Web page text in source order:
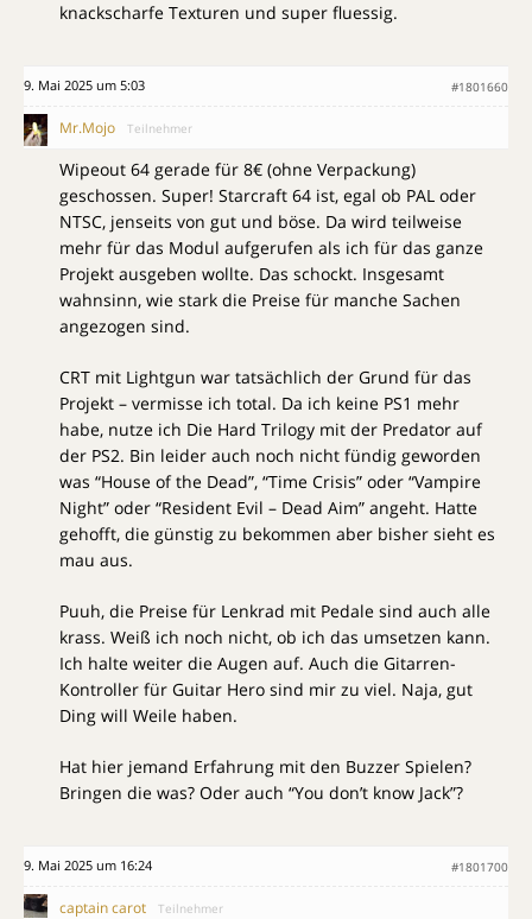
knackscharfe Texturen und super fluessig.
9. Mai 2025 um 5:03 #1801660
Mr.Mojo Teilnehmer
Wipeout 64 gerade für 8€ (ohne Verpackung)
geschossen. Super! Starcraft 64 ist, egal ob PAL oder
NTSC, jenseits von gut und böse. Da wird teilweise
mehr für das Modul aufgerufen als ich für das ganze
Projekt ausgeben wollte. Das schockt. Insgesamt
wahnsinn, wie stark die Preise für manche Sachen
angezogen sind.
CRT mit Lightgun war tatsächlich der Grund für das
Projekt – vermisse ich total. Da ich keine PS1 mehr
habe, nutze ich Die Hard Trilogy mit der Predator auf
der PS2. Bin leider auch noch nicht fündig geworden
was “House of the Dead”, “Time Crisis” oder “Vampire
Night” oder “Resident Evil – Dead Aim” angeht. Hatte
gehofft, die günstig zu bekommen aber bisher sieht es
mau aus.
Puuh, die Preise für Lenkrad mit Pedale sind auch alle
krass. Weiß ich noch nicht, ob ich das umsetzen kann.
Ich halte weiter die Augen auf. Auch die Gitarren-
Kontroller für Guitar Hero sind mir zu viel. Naja, gut
Ding will Weile haben.
Hat hier jemand Erfahrung mit den Buzzer Spielen?
Bringen die was? Oder auch “You don’t know Jack”?
9. Mai 2025 um 16:24 #1801700
captain carot Teilnehmer